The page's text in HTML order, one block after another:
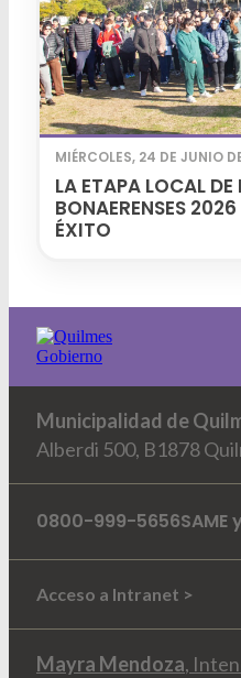
MIÉRCOLES, 24 DE JUNIO
LA ETAPA LOCAL
BONAERENSES
ÉXITO
Municipalidad de
Alberdi 500, B1878
0800-999-5656SAME
Acceso a Intranet >
Mayra Mendoza,